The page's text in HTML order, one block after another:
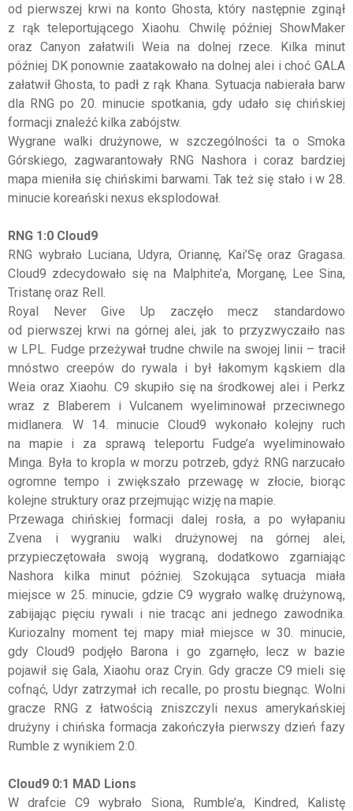
od pierwszej krwi na konto Ghosta, który następnie zginął
z rąk teleportującego Xiaohu. Chwilę później ShowMaker
oraz Canyon załatwili Weia na dolnej rzece. Kilka minut
później DK ponownie zaatakowało na dolnej alei i choć GALA
załatwił Ghosta, to padł z rąk Khana. Sytuacja nabierała barw
dla RNG po 20. minucie spotkania, gdy udało się chińskiej
formacji znaleźć kilka zabójstw.
Wygrane walki drużynowe, w szczególności ta o Smoka
Górskiego, zagwarantowały RNG Nashora i coraz bardziej
mapa mieniła się chińskimi barwami. Tak też się stało i w 28.
minucie koreański nexus eksplodował.
RNG 1:0 Cloud9
RNG wybrało Luciana, Udyra, Oriannę, Kai’Sę oraz Gragasa.
Cloud9 zdecydowało się na Malphite’a, Morganę, Lee Sina,
Tristanę oraz Rell.
Royal Never Give Up zaczęło mecz standardowo
od pierwszej krwi na górnej alei, jak to przyzwyczaiło nas
w LPL. Fudge przeżywał trudne chwile na swojej linii – tracił
mnóstwo creepów do rywala i był łakomym kąskiem dla
Weia oraz Xiaohu. C9 skupiło się na środkowej alei i Perkz
wraz z Blaberem i Vulcanem wyeliminował przeciwnego
midlanera. W 14. minucie Cloud9 wykonało kolejny ruch
na mapie i za sprawą teleportu Fudge’a wyeliminowało
Minga. Była to kropla w morzu potrzeb, gdyż RNG narzucało
ogromne tempo i zwiększało przewagę w złocie, biorąc
kolejne struktury oraz przejmując wizję na mapie.
Przewaga chińskiej formacji dalej rosła, a po wyłapaniu
Zvena i wygraniu walki drużynowej na górnej alei,
przypieczętowała swoją wygraną, dodatkowo zgarniając
Nashora kilka minut później. Szokująca sytuacja miała
miejsce w 25. minucie, gdzie C9 wygrało walkę drużynową,
zabijając pięciu rywali i nie tracąc ani jednego zawodnika.
Kuriozalny moment tej mapy miał miejsce w 30. minucie,
gdy Cloud9 podjęło Barona i go zgarnęło, lecz w bazie
pojawił się Gala, Xiaohu oraz Cryin. Gdy gracze C9 mieli się
cofnąć, Udyr zatrzymał ich recalle, po prostu biegnąc. Wolni
gracze RNG z łatwością zniszczyli nexus amerykańskiej
drużyny i chińska formacja zakończyła pierwszy dzień fazy
Rumble z wynikiem 2:0.
Cloud9 0:1 MAD Lions
W drafcie C9 wybrało Siona, Rumble’a, Kindred, Kalistę